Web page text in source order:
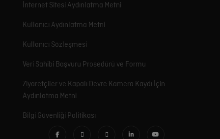
İnternet Sitesi Aydınlatma Metni
Kullanıcı Aydınlatma Metni
Kullanıcı Sözleşmesi
Veri Sahibi Başvuru Prosedürü ve Formu
Ziyaretçiler ve Kapalı Devre Kamera Kaydı İçin
Aydınlatma Metni
Bilgi Güvenliği Politikası